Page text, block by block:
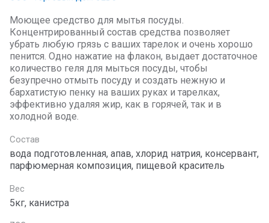
Моющее средство для мытья посуды.
Концентрированный состав средства позволяет
убрать любую грязь с ваших тарелок и очень хорошо
пенится. Одно нажатие на флакон, выдает достаточное
количество геля для мыться посуды, чтобы
безупречно отмыть посуду и создать нежную и
бархатистую пенку на ваших руках и тарелках,
эффективно удаляя жир, как в горячей, так и в
холодной воде.
Состав
вода подготовленная, апав, хлорид натрия, консервант,
парфюмерная композиция, пищевой краситель
Вес
5кг, канистра